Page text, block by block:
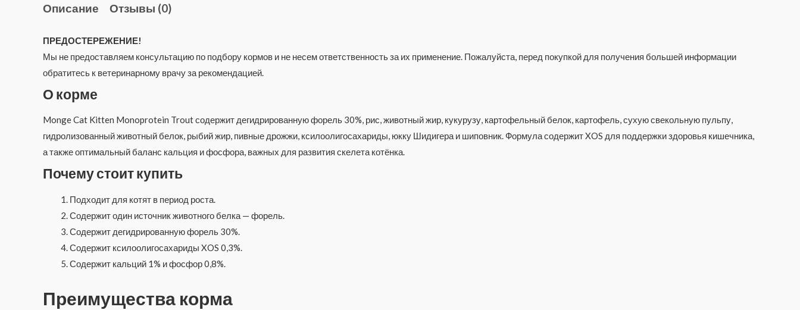
Описание Отзывы (0)
ПРЕДОСТЕРЕЖЕНИЕ!
Мы не предоставляем консультацию по подбору кормов и не несем ответственность за их применение. Пожалуйста, перед покупкой для получения большей информации
обратитесь к ветеринарному врачу за рекомендацией.
О корме
Monge Cat Kitten Monoprotein Trout содержит дегидрированную форель 30%, рис, животный жир, кукурузу, картофельный белок, картофель, сухую свекольную пульпу,
гидролизованный животный белок, рыбий жир, пивные дрожжи, ксилоолигосахариды, юкку Шидигера и шиповник. Формула содержит XOS для поддержки здоровья кишечника,
а также оптимальный баланс кальция и фосфора, важных для развития скелета котёнка.
Почему стоит купить
Подходит для котят в период роста.
Содержит один источник животного белка — форель.
Содержит дегидрированную форель 30%.
Содержит ксилоолигосахариды XOS 0,3%.
Содержит кальций 1% и фосфор 0,8%.
Преимущества корма